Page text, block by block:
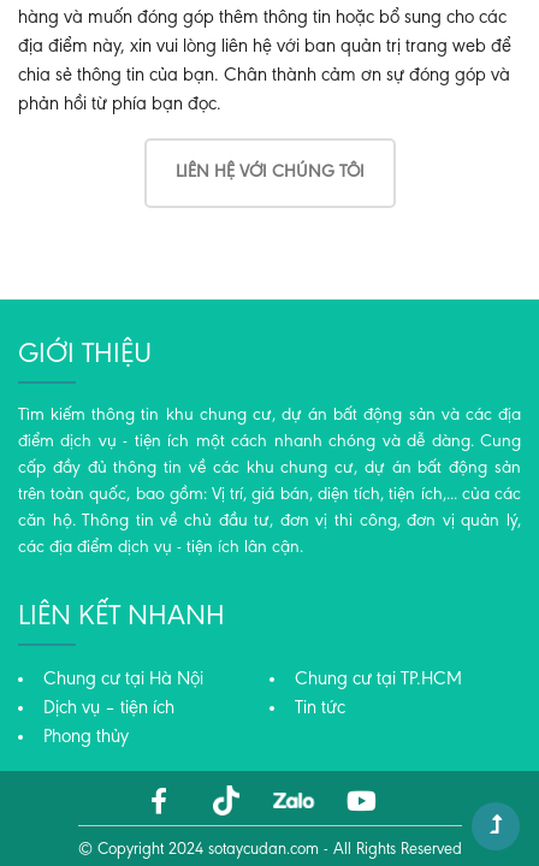
hàng và muốn đóng góp thêm thông tin hoặc bổ sung cho các
địa điểm này, xin vui lòng liên hệ với ban quản trị trang web để
chia sẻ thông tin của bạn. Chân thành cảm ơn sự đóng góp và
phản hồi từ phía bạn đọc.
LIÊN HỆ VỚI CHÚNG TÔI
GIỚI THIỆU
Tìm kiếm thông tin khu chung cư, dự án bất động sản và các địa
điểm dịch vụ - tiện ích một cách nhanh chóng và dễ dàng. Cung
cấp đầy đủ thông tin về các khu chung cư, dự án bất động sản
trên toàn quốc, bao gồm: Vị trí, giá bán, diện tích, tiện ích,... của các
căn hộ. Thông tin về chủ đầu tư, đơn vị thi công, đơn vị quản lý,
các địa điểm dịch vụ - tiện ích lân cận.
LIÊN KẾT NHANH
Chung cư tại Hà Nội
Chung cư tại TP.HCM
Dịch vụ – tiện ích
Tin tức
Phong thủy
© Copyright 2024 sotaycudan.com- All Rights Reserved